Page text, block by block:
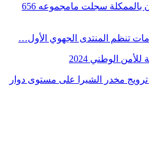
2024 : مراكش ضمن أربع مدن بالممكلة سجلت مامجموعه 656
تنظم المنتدى الجهوي الأول…
الوطني 2024
مخدر الشيرا على مستوى دوار